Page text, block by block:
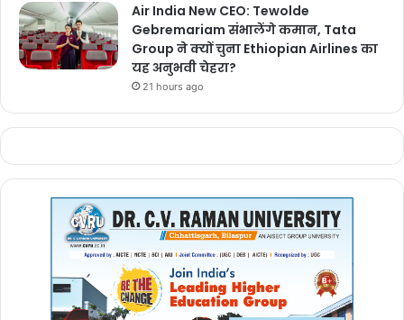
Air India New CEO: Tewolde
Gebremariam संभालेंगे कमान, Tata
Group ने क्यों चुना Ethiopian Airlines का
यह अनुभवी चेहरा?
21 hours ago